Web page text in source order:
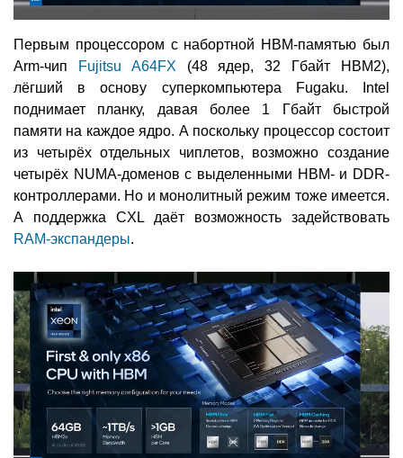
Первым процессором с набортной HBM-памятью был
Arm-чип
Fujitsu A64FX (48 ядер, 32 Гбайт HBM2),
лёгший в основу суперкомпьютера Fugaku. Intel
поднимает планку, давая более 1 Гбайт быстрой
памяти на каждое ядро. А поскольку процессор состоит
из четырёх отдельных чиплетов, возможно создание
четырёх NUMA-доменов с выделенными HBM- и DDR-
контроллерами. Но и монолитный режим тоже имеется.
А поддержка CXL даёт возможность задействовать
RAM-экспандеры.